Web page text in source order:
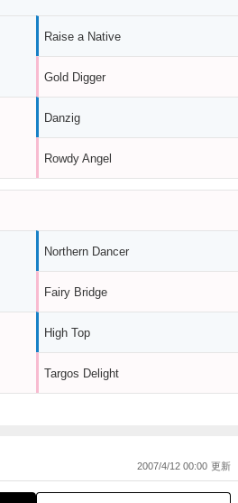
Raise a Native
Gold Digger
Danzig
Rowdy Angel
Northern Dancer
Fairy Bridge
High Top
Targos Delight
2007/4/12 00:00